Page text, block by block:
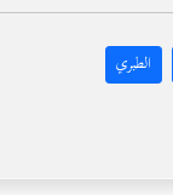
الطبري